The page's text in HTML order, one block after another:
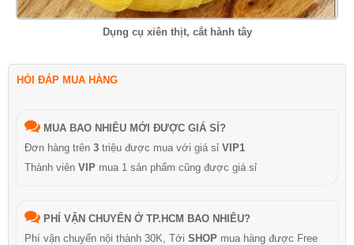
Dụng cụ xiên thịt, cắt hành tây
HỎI ĐÁP MUA HÀNG
MUA BAO NHIÊU MỚI ĐƯỢC GIÁ SỈ?
Đơn hàng trên 3 triệu được mua với giá sỉ VIP1
Thành viên VIP mua 1 sản phẩm cũng được giá sỉ
PHÍ VẬN CHUYỂN Ở TP.HCM BAO NHIÊU?
Phí vận chuyển nội thành 30K, Tới SHOP mua hàng được Free